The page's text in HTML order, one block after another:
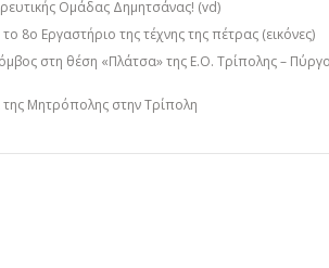
Ομάδας Δημητσάνας! (vd)
8ο Εργαστήριο της τέχνης της πέτρας (εικόνες)
στη θέση «Πλάτσα» της Ε.Ο. Τρίπολης –
της Μητρόπολης στην Τρίπολη